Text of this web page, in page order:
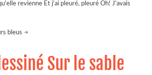
revienne Et j'ai pleuré, pleuré Oh! J'avais
bleus
Sur le sable